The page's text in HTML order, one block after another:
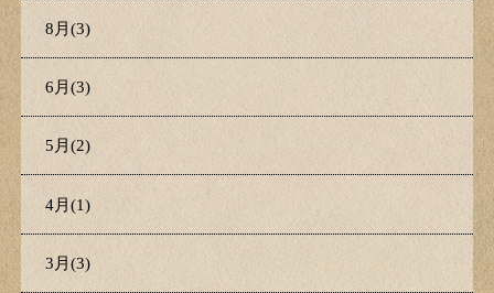
8月(3)
6月(3)
5月(2)
4月(1)
3月(3)